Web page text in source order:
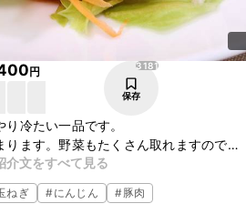
円 3181
保存
冷たい一品です。
ます。野菜もたくさん取れますのでと
ていただくと良いですね。
すのでぜひ試してみて下さいね。
介文をすべて見る
ねぎ #にんじん #豚肉